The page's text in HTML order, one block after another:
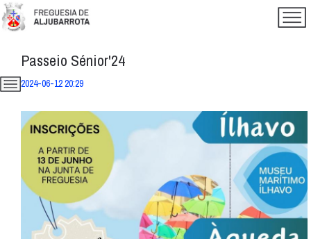
Passeio Sénior'24
2024-06-12 20:29